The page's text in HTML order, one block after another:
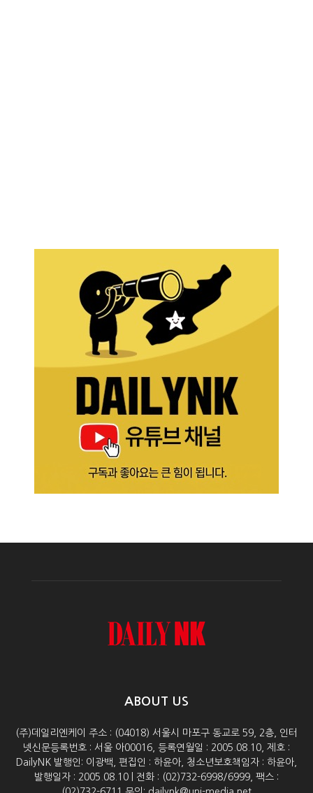
ABOUT US
(주)데일리엔케이 주소 : (04018) 서울시 마포구 동교로 59, 2층, 인터
넷신문등록번호 : 서울 아00016, 등록연월일 : 2005.08.10, 제호 :
DailyNK 발행인: 이광백, 편집인 : 하윤아, 청소년보호책임자 : 하윤아,
발행일자 : 2005.08.10 | 전화 : (02)732-6998/6999, 팩스 :